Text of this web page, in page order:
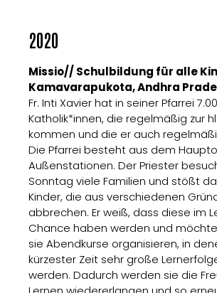
2020
Missio// Schulbildung für alle
Kamavarapukota, Andhra
Fr. Inti Xavier hat in seiner Pfarrei
Katholik*innen, die regelmäßig zur
kommen und die er auch
Die Pfarrei besteht aus dem
Außenstationen. Der Priester
Sonntag viele Familien und stößt
Kinder, die aus verschiedenen
abbrechen. Er weiß, dass diese im
Chance haben werden und
sie Abendkurse organisieren, in
kürzester Zeit sehr große
werden. Dadurch werden sie die